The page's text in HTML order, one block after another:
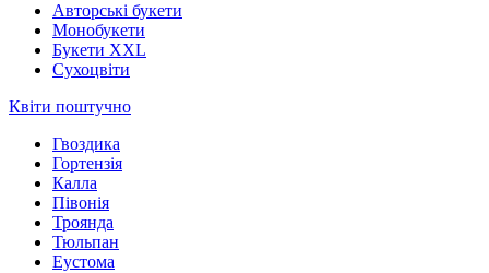
Авторські букети
Монобукети
Букети XXL
Cухоцвіти
Квіти поштучно
Гвоздика
Гортензія
Калла
Півонія
Троянда
Тюльпан
Еустома